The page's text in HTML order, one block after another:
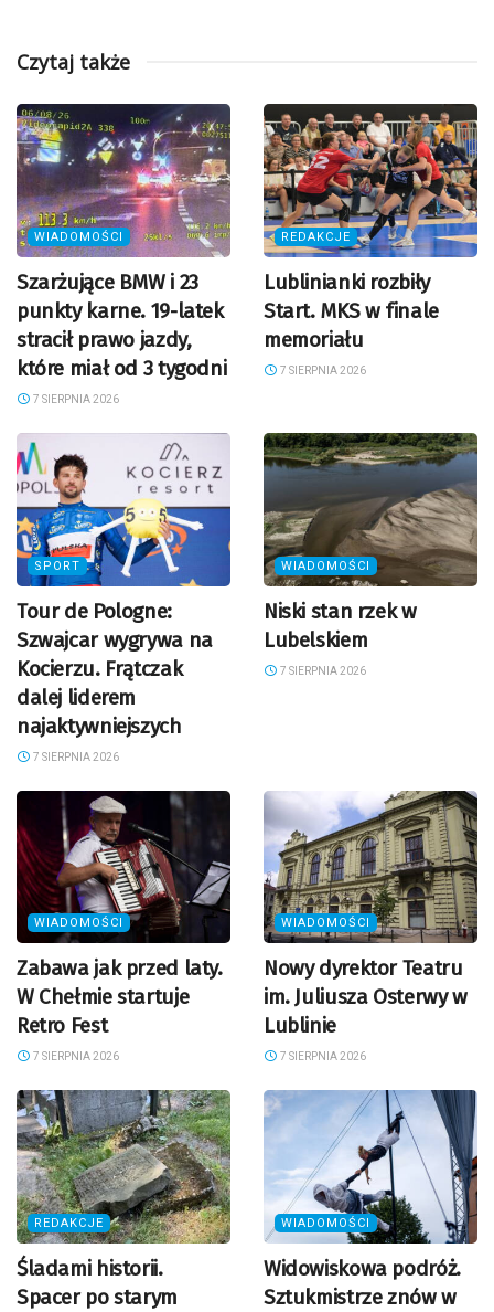
Czytaj także
WIADOMOŚCI
Szarżujące BMW i 23
punkty karne. 19-latek
stracił prawo jazdy,
które miał od 3 tygodni
7 SIERPNIA 2026
REDAKCJE
Lublinianki rozbiły
Start. MKS w finale
memoriału
7 SIERPNIA 2026
SPORT
Tour de Pologne:
Szwajcar wygrywa na
Kocierzu. Frątczak
dalej liderem
najaktywniejszych
7 SIERPNIA 2026
WIADOMOŚCI
Niski stan rzek w
Lubelskiem
7 SIERPNIA 2026
WIADOMOŚCI
Zabawa jak przed laty.
W Chełmie startuje
Retro Fest
7 SIERPNIA 2026
WIADOMOŚCI
Nowy dyrektor Teatru
im. Juliusza Osterwy w
Lublinie
7 SIERPNIA 2026
REDAKCJE
Śladami historii.
Spacer po starym
WIADOMOŚCI
Widowiskowa podróż.
Sztukmistrze znów w